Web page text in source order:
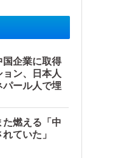
国企業に取得
ョン、日本人
パール人で埋
燃える「中
ていた」